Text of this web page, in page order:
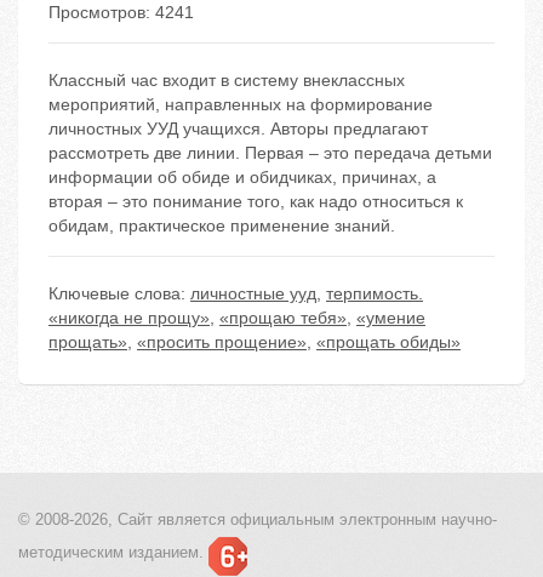
Просмотров: 4241
Классный час входит в систему внеклассных
мероприятий, направленных на формирование
личностных УУД учащихся. Авторы предлагают
рассмотреть две линии. Первая – это передача детьми
информации об обиде и обидчиках, причинах, а
вторая – это понимание того, как надо относиться к
обидам, практическое применение знаний.
Ключевые слова: личностные ууд, терпимость.
«никогда не прощу», «прощаю тебя», «умение
прощать», «просить прощение», «прощать обиды»
© 2008-2026, Сайт является официальным электронным научно-
методическим изданием.